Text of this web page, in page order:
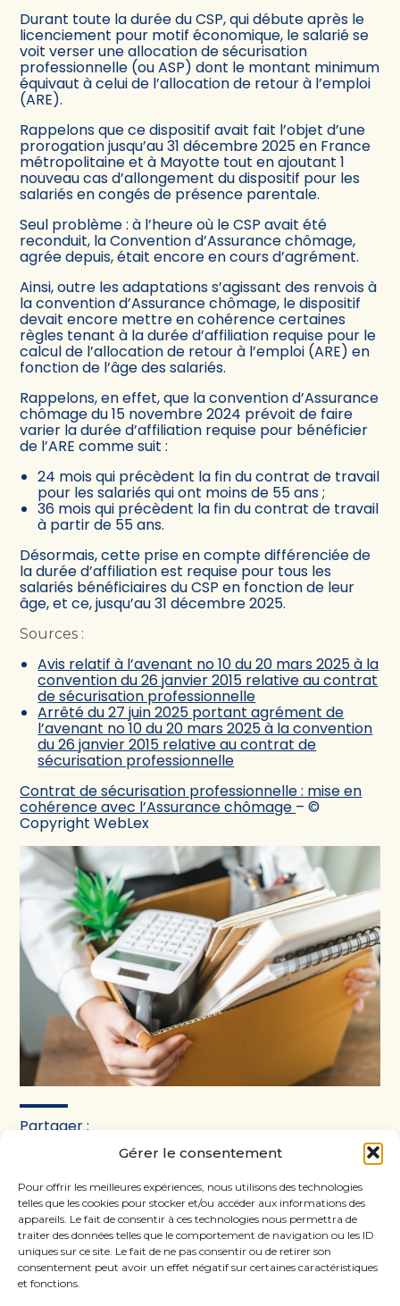
Gérer le consentement
Pour offrir les meilleures expériences, nous utilisons des technologies
telles que les cookies pour stocker et/ou accéder aux informations des
appareils. Le fait de consentir à ces technologies nous permettra de
traiter des données telles que le comportement de navigation ou les ID
uniques sur ce site. Le fait de ne pas consentir ou de retirer son
consentement peut avoir un effet négatif sur certaines caractéristiques
et fonctions.
Durant toute la durée du CSP, qui débute après le
licenciement pour motif économique, le salarié se
voit verser une allocation de sécurisation
professionnelle (ou ASP) dont le montant minimum
équivaut à celui de l’allocation de retour à l’emploi
(ARE).
Rappelons que ce dispositif avait fait l’objet d’une
prorogation jusqu’au 31 décembre 2025 en France
métropolitaine et à Mayotte tout en ajoutant 1
nouveau cas d’allongement du dispositif pour les
salariés en congés de présence parentale.
Seul problème : à l’heure où le CSP avait été
reconduit, la Convention d’Assurance chômage,
agrée depuis, était encore en cours d’agrément.
Ainsi, outre les adaptations s’agissant des renvois à
la convention d’Assurance chômage, le dispositif
devait encore mettre en cohérence certaines
règles tenant à la durée d’affiliation requise pour le
calcul de l’allocation de retour à l’emploi (ARE) en
fonction de l’âge des salariés.
Rappelons, en effet, que la convention d’Assurance
chômage du 15 novembre 2024 prévoit de faire
varier la durée d’affiliation requise pour bénéficier
de l’ARE comme suit :
24 mois qui précèdent la fin du contrat de travail
pour les salariés qui ont moins de 55 ans ;
36 mois qui précèdent la fin du contrat de travail
à partir de 55 ans.
Désormais, cette prise en compte différenciée de
la durée d’affiliation est requise pour tous les
salariés bénéficiaires du CSP en fonction de leur
âge, et ce, jusqu’au 31 décembre 2025.
Sources :
Avis relatif à l’avenant no 10 du 20 mars 2025 à la
convention du 26 janvier 2015 relative au contrat
de sécurisation professionnelle
Arrêté du 27 juin 2025 portant agrément de
l’avenant no 10 du 20 mars 2025 à la convention
du 26 janvier 2015 relative au contrat de
sécurisation professionnelle
Contrat de sécurisation professionnelle : mise en
cohérence avec l’Assurance chômage – ©
Copyright WebLex
Partager :
FaceBook
TwitterLinkedIn